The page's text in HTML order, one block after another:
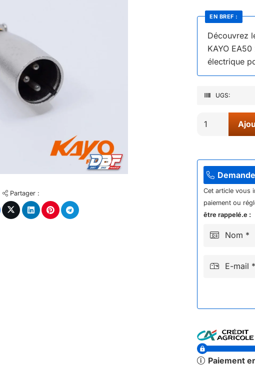
Partager :
Découvrez
KAYO
électrique
EN BREF :
UGS:
CHARGEUR
36V
2A
KAYO
Cet article vous
paiement ou
être rappelé.e :
Nom *
E-mail *
Paiement